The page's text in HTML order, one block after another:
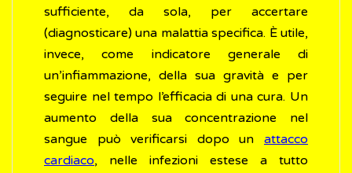
sufficiente, da sola, per accertare
(diagnosticare) una malattia specifica. È utile,
invece, come indicatore generale di
un’infiammazione, della sua gravità e per
seguire nel tempo l’efficacia di una cura. Un
aumento della sua concentrazione nel
sangue può verificarsi dopo un attacco
cardiaco, nelle infezioni estese a tutto